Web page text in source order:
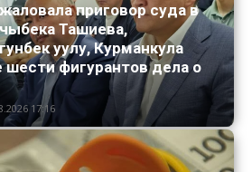
приговор суда в
Ташиева,
уулу, Курманкула
фигурантов дела о
17:16